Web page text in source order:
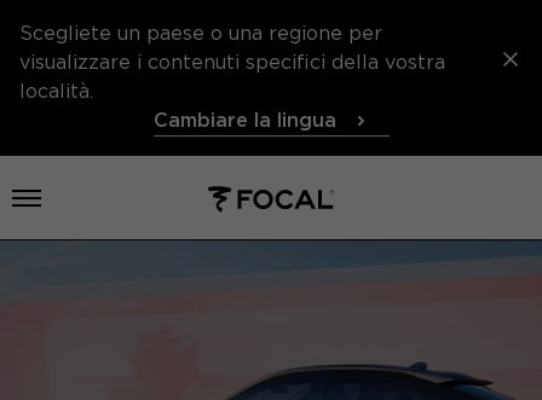
Scegliete un paese o una regione per
visualizzare i contenuti specifici della vostra
località.
Cambiare la lingua
Aprire il menu